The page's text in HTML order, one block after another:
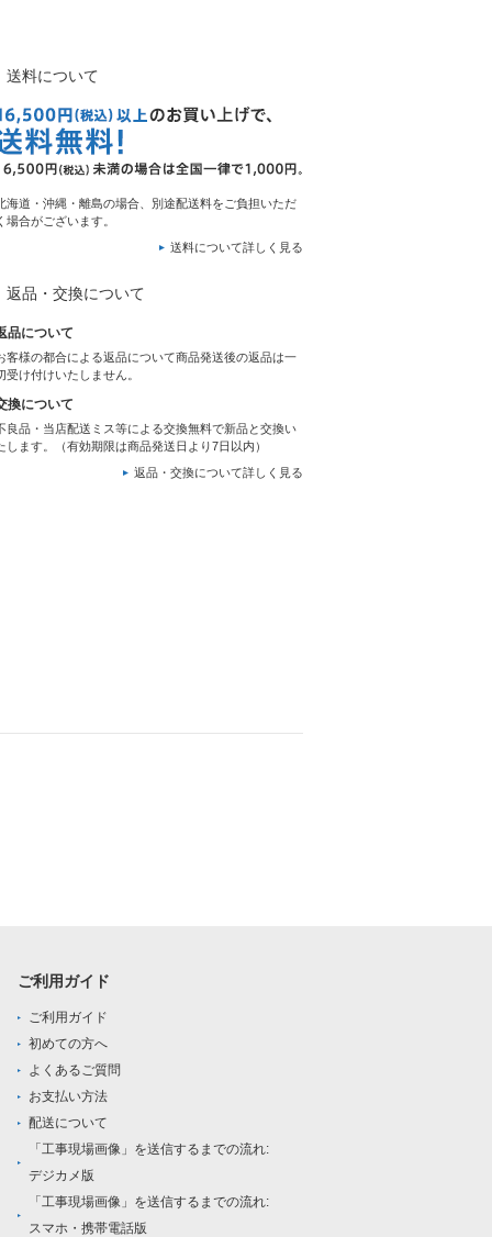
送料について
海道・沖縄・離島の場合、別途配送料をご負担いただ
場合がございます。
送料について詳しく見る
返品・交換について
品について
客様の都合による返品について商品発送後の返品は一
受け付けいたしません。
換について
良品・当店配送ミス等による交換無料で新品と交換い
します。（有効期限は商品発送日より7日以内）
返品・交換について詳しく見る
ご利用ガイド
ご利用ガイド
初めての方へ
よくあるご質問
お支払い方法
配送について
「工事現場画像」を送信するまでの流れ:
デジカメ版
「工事現場画像」を送信するまでの流れ:
スマホ・携帯電話版